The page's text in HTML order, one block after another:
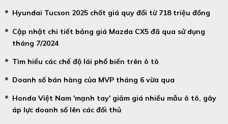
Hyundai Tucson 2025 chốt giá quy đổi từ 718 triệu đồng
Cập nhật chi tiết bảng giá Mazda CX5 đã qua sử dụng
tháng 7/2024
Tìm hiểu các chế độ lái phổ biến trên ô tô
Doanh số bán hàng của MVP tháng 6 vừa qua
Honda Việt Nam 'mạnh tay' giảm giá nhiều mẫu ô tô, gây
áp lực doanh số lên các đối thủ